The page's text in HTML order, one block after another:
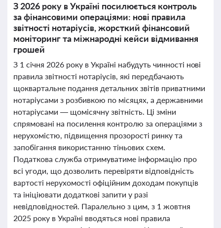
З 2026 року в Україні посилюється контроль
за фінансовими операціями: нові правила
звітності нотаріусів, жорсткий фінансовий
моніторинг та міжнародні кейси відмивання
грошей
З 1 січня 2026 року в Україні набудуть чинності нові
правила звітності нотаріусів, які передбачають
щоквартальне подання детальних звітів приватними
нотаріусами з розбивкою по місяцях, а державними
нотаріусами — щомісячну звітність. Ці зміни
спрямовані на посилення контролю за операціями з
нерухомістю, підвищення прозорості ринку та
запобігання використанню тіньових схем.
Податкова служба отримуватиме інформацію про
всі угоди, що дозволить перевіряти відповідність
вартості нерухомості офіційним доходам покупців
та ініціювати додаткові запити у разі
невідповідностей. Паралельно з цим, з 1 жовтня
2025 року в Україні вводяться нові правила